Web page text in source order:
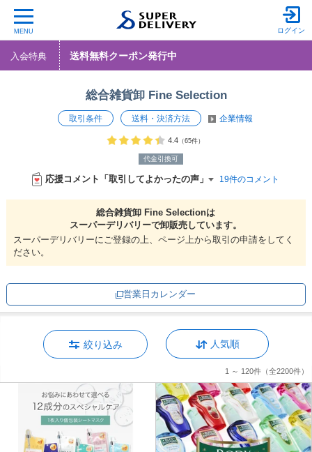
MENU ログイン
入会特典 送料無料クーポン発行中
総合雑貨卸 Fine Selection
取引条件 送料・決済方法 企業情報
代金引換可
4.4 （65件）
応援コメント「取引してよかったの声」 19件のコメント
総合雑貨卸 Fine Selectionは
スーパーデリバリーで卸販売しています。
スーパーデリバリーにご登録の上、ページ上から取引の申請をしてく
ださい。
営業日カレンダー
絞り込み 人気順
1 ～ 120件 （全2200件）